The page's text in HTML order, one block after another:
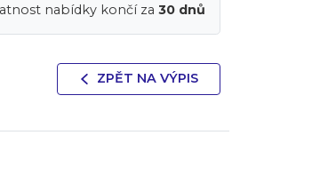
nabídky končí za30 dnů
ZPĚT NA VÝPIS